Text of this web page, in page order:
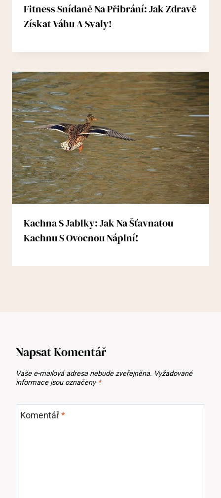
Fitness Snídaně Na Přibrání: Jak Zdravě
Získat Váhu A Svaly!
Kachna S Jablky: Jak Na Šťavnatou
Kachnu S Ovocnou Náplní!
Napsat Komentář
Vaše e-mailová adresa nebude zveřejněna. Vyžadované
informace jsou označeny *
Komentář*